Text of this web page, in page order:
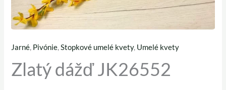
Jarné, Pivónie,Stopkové umelé kvety, Umelé kvety
Zlatý dážď JK26552
Pôvodná
cena
Aktuálna
cena
množstvo
Zlatý
dážď